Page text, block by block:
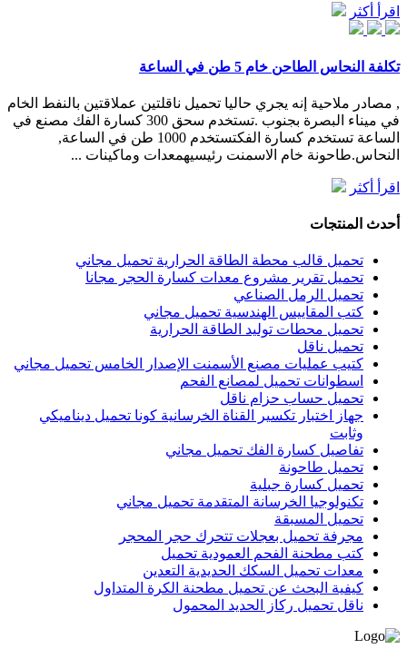
اقرأ أكثر
تكلفة النحاس الطاحن خام 5 طن في الساعة
, مصادر ملاحية إنه يجري حاليا تحميل ناقلتين عملاقتين بالنفط الخام
في ميناء البصرة بجنوب .تستخدم سحق 300 كسارة الفك مصنع في
الساعة تستخدم كسارة الفكتستخدم 1000 طن في الساعة,
النحاس.طاحونة خام الاسمنت رئيسيهمعدات وماكينات ...
اقرأ أكثر
أحدث المنتجات
تحميل قالب محطة الطاقة الحرارية تحميل مجاني
تحميل تقرير مشروع معدات كسارة الحجر مجانا
تحميل الرمل الصناعي
كتب المقاييس الهندسية تحميل مجاني
تحميل محطات توليد الطاقة الحرارية
تحميل ناقل
كتيب عمليات مصنع الأسمنت الإصدار الخامس تحميل مجاني
اسطوانات تحميل لمصانع الفحم
تحميل حساب حزام ناقل
جهاز اختبار تكسير القناة الخرسانية كونا تحميل ديناميكي
وثابت
تفاصيل كسارة الفك تحميل مجاني
تحميل طاحونة
تحميل كسارة جبلية
تكنولوجيا الخرسانة المتقدمة تحميل مجاني
تحميل المسبقة
مجرفة تحميل بعجلات تتحرك حجر المحجر
كتب مطحنة الفحم العمودية تحميل
معدات تحميل السكك الحديدية التعدين
كيفية البحث عن تحميل مطحنة الكرة المتداول
ناقل تحميل ركاز الحديد المحمول